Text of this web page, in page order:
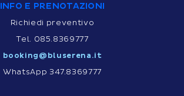
INFO E PRENOTAZIONI
Richiedi preventivo
Tel. 085.8369777
booking@bluserena.it
WhatsApp 347.8369777